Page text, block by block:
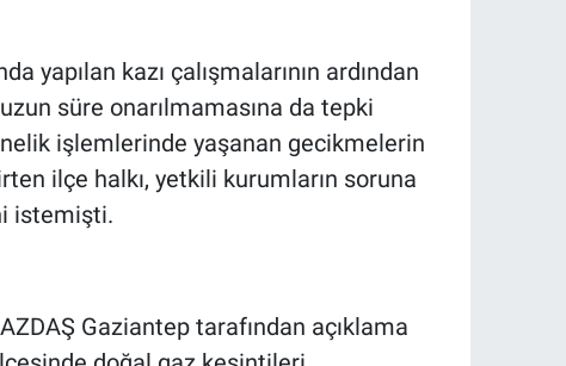
yapılan kazı çalışmalarının ardından
süre onarılmamasına da tepki
işlemlerinde yaşanan gecikmelerin
ilçe halkı, yetkili kurumların soruna
istemişti.
Gaziantep tarafından açıklama